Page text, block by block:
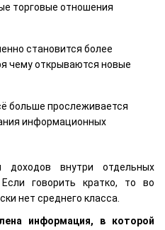
торговые отношения
становится более
чему открываются новые
больше прослеживается
информационных
доходов внутри отдельных
Если говорить кратко, то во
нет среднего класса.
информация, в которой